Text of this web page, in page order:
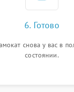
6. Готово
снова у вас в
состоянии.